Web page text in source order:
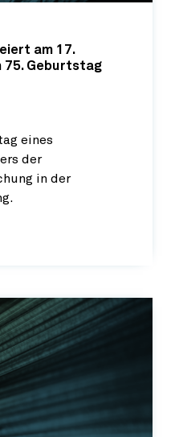
am 17.
75. Geburtstag
eines
der
in der